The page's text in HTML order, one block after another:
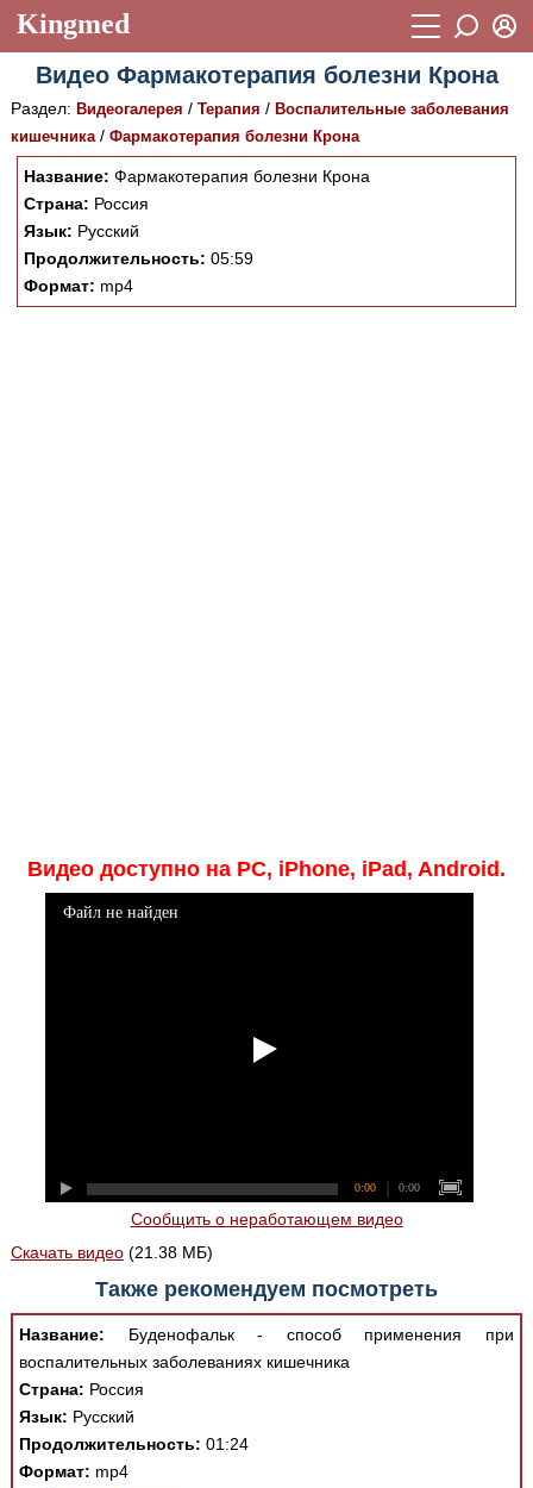
Kingmed
Учебный материал
Видеогалерея
Фотогалерея (1906)
Истории болезней
Лекции и презентации 2474
Аккредитационные тесты
Пароль
Восстановить пароль
Регистрация
Вход
Видео Фармакотерапия болезни Крона
Раздел: Видеогалерея / Терапия / Воспалительные заболевания
кишечника/ Фармакотерапия болезни Крона
Название: Фармакотерапия болезни Крона
Страна: Россия
Язык: Русский
Продолжительность: 05:59
Формат: mp4
Видео доступно на PC, iPhone, iPad, Android.
Файл не найден
0:00 0:00
Сообщить о неработающем видео
Скачать видео(21.38 МБ)
Также рекомендуем посмотреть
Название: Буденофальк - способ применения при
воспалительных заболеваниях кишечника
Страна: Россия
Язык: Русский
Продолжительность: 01:24
Формат: mp4